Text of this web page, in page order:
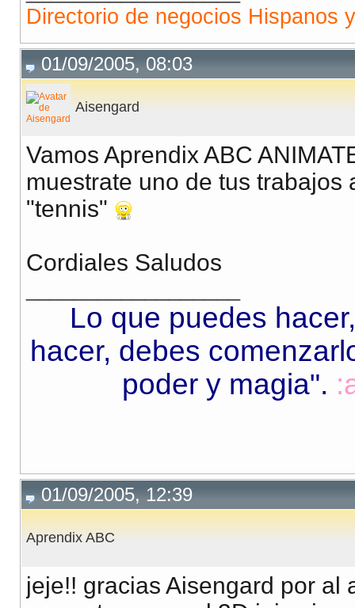
Directorio de negocios Hispanos
01/09/2005, 08:03
Aisengard
Vamos Aprendix ABC
muestrate uno de tus
"tennis"
Cordiales Saludos
Lo que puedes
hacer, debes
poder y magia".
01/09/2005, 12:39
Aprendix ABC
jeje!! gracias Aisengard por al